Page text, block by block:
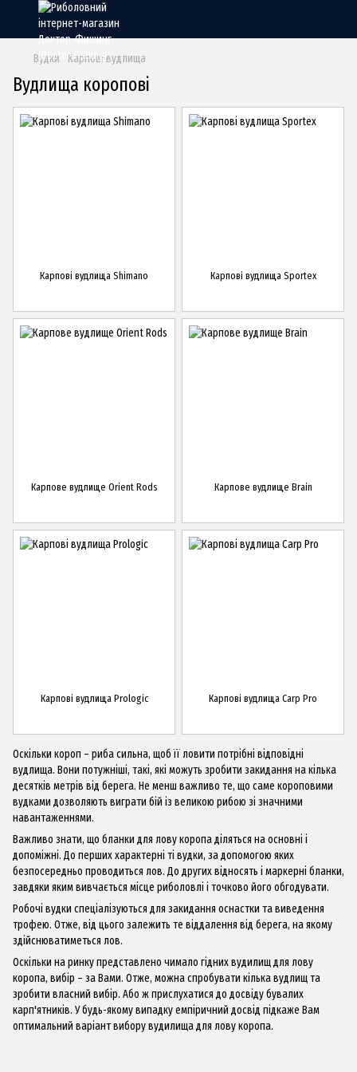
Вудки Карпові вудлища
Вудлища коропові
Оскільки короп – риба сильна, щоб її ловити потрібні відповідні
вудлища. Вони потужніші, такі, які можуть зробити закидання на кілька
десятків метрів від берега. Не менш важливо те, що саме короповими
вудками дозволяють виграти бій із великою рибою зі значними
навантаженнями.
Важливо знати, що бланки для лову коропа діляться на основні і
допоміжні. До перших характерні ті вудки, за допомогою яких
безпосередньо проводиться лов. До других відносять і маркерні бланки,
завдяки яким вивчається місце риболовлі і точково його обгодувати.
Робочі вудки спеціалізуються для закидання оснастки та виведення
трофею. Отже, від цього залежить те віддалення від берега, на якому
здійснюватиметься лов.
Оскільки на ринку представлено чимало гідних вудилищ для лову
коропа, вибір – за Вами. Отже, можна спробувати кілька вудлищ та
зробити власний вибір. Або ж прислухатися до досвіду бувалих
карп'ятників. У будь-якому випадку емпіричний досвід підкаже Вам
оптимальний варіант вибору вудилища для лову коропа.
Карпові вудлища Shimano Карпові вудлища Sportex
Карпове вудлище Orient Rods Карпове вудлище Brain
Карпові вудлища Prologic Карпові вудлища Carp Pro